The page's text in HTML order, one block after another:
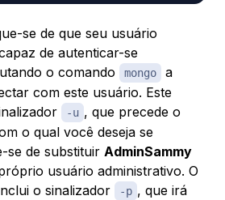
se de que seu usuário
de autenticar-se
o comando
mongo
a
com este usuário. Este
-u , que precede o
o qual você deseja se
se de substituir AdminSammy
usuário administrativo. O
o sinalizador
-p , que irá